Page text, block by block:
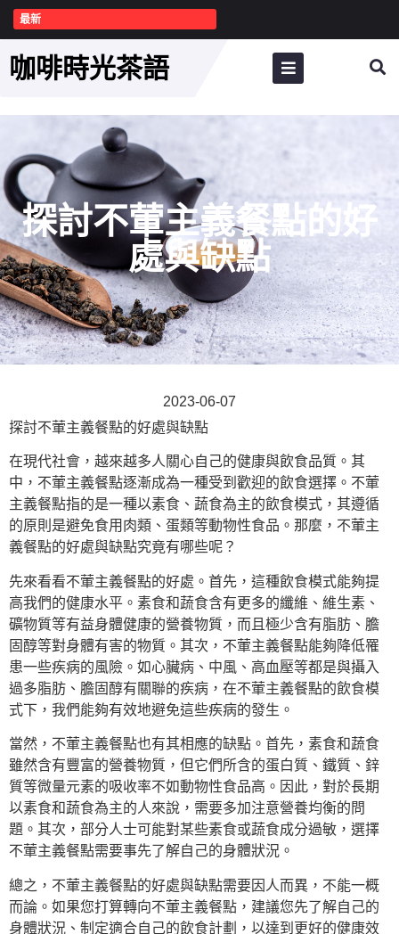
最新
咖啡時光茶語
探討不葷主義餐點的好
處與缺點
2023-06-07
探討不葷主義餐點的好處與缺點
在現代社會，越來越多人關心自己的健康與飲食品質。其
中，不葷主義餐點逐漸成為一種受到歡迎的飲食選擇。不葷
主義餐點指的是一種以素食、蔬食為主的飲食模式，其遵循
的原則是避免食用肉類、蛋類等動物性食品。那麼，不葷主
義餐點的好處與缺點究竟有哪些呢？
先來看看不葷主義餐點的好處。首先，這種飲食模式能夠提
高我們的健康水平。素食和蔬食含有更多的纖維、維生素、
礦物質等有益身體健康的營養物質，而且極少含有脂肪、膽
固醇等對身體有害的物質。其次，不葷主義餐點能夠降低罹
患一些疾病的風險。如心臟病、中風、高血壓等都是與攝入
過多脂肪、膽固醇有關聯的疾病，在不葷主義餐點的飲食模
式下，我們能夠有效地避免這些疾病的發生。
當然，不葷主義餐點也有其相應的缺點。首先，素食和蔬食
雖然含有豐富的營養物質，但它們所含的蛋白質、鐵質、鋅
質等微量元素的吸收率不如動物性食品高。因此，對於長期
以素食和蔬食為主的人來說，需要多加注意營養均衡的問
題。其次，部分人士可能對某些素食或蔬食成分過敏，選擇
不葷主義餐點需要事先了解自己的身體狀況。
總之，不葷主義餐點的好處與缺點需要因人而異，不能一概
而論。如果您打算轉向不葷主義餐點，建議您先了解自己的
身體狀況、制定適合自己的飲食計劃，以達到更好的健康效